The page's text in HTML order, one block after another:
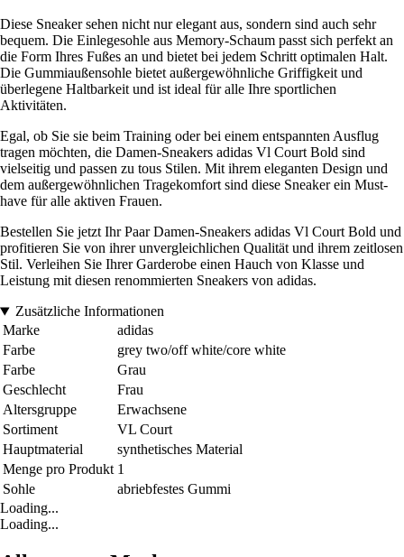
Diese Sneaker sehen nicht nur elegant aus, sondern sind auch sehr
bequem. Die Einlegesohle aus Memory-Schaum passt sich perfekt an
die Form Ihres Fußes an und bietet bei jedem Schritt optimalen Halt.
Die Gummiaußensohle bietet außergewöhnliche Griffigkeit und
überlegene Haltbarkeit und ist ideal für alle Ihre sportlichen
Aktivitäten.
Egal, ob Sie sie beim Training oder bei einem entspannten Ausflug
tragen möchten, die Damen-Sneakers adidas Vl Court Bold sind
vielseitig und passen zu tous Stilen. Mit ihrem eleganten Design und
dem außergewöhnlichen Tragekomfort sind diese Sneaker ein Must-
have für alle aktiven Frauen.
Bestellen Sie jetzt Ihr Paar Damen-Sneakers adidas Vl Court Bold und
profitieren Sie von ihrer unvergleichlichen Qualität und ihrem zeitlosen
Stil. Verleihen Sie Ihrer Garderobe einen Hauch von Klasse und
Leistung mit diesen renommierten Sneakers von adidas.
Zusätzliche Informationen
Marke
adidas
Farbe
grey two/off white/core white
Farbe
Grau
Geschlecht
Frau
Altersgruppe
Erwachsene
Sortiment
VL Court
Hauptmaterial
synthetisches Material
Menge pro Produkt 1
Sohle
abriebfestes Gummi
Loading...
Loading...